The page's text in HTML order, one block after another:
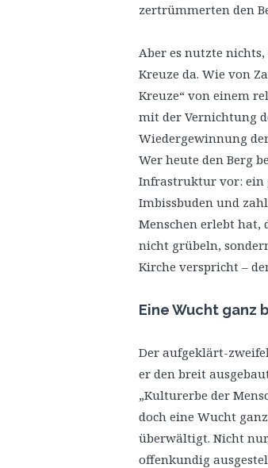
zertrümmerten den
Aber es nutzte
Kreuze da. Wie von
Kreuze“ von einem
mit der Vernichtung
Wiedergewinnung
Wer heute den Berg
Infrastruktur vor: ein
Imbissbuden und
Menschen erlebt hat,
nicht grübeln,
Kirche verspricht –
Eine Wucht ganz
Der aufgeklärt-
er den breit
„Kulturerbe der
doch eine Wucht
überwältigt. Nicht
offenkundig